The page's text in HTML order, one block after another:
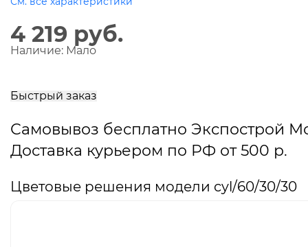
4 219 руб.
Наличие: Мало
Быстрый заказ
Самовывоз бесплатно Экспострой
Доставка курьером по РФ от 500 р.
Цветовые решения модели cyl/60/30/30